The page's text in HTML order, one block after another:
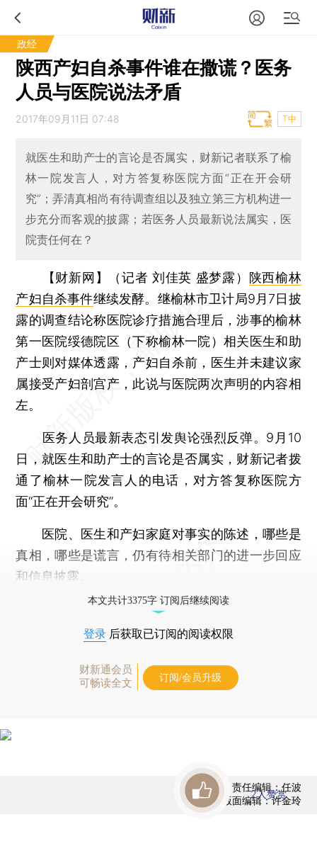
政经
陕西产妇自杀事件谁在撒谎？医务
人员与医院说法矛盾
2017年09月11日 07:48 T中
就医生和助产士的言论是否属实，财新记者联系了榆
林一院发言人，对方答复称医院方面“正在开会研
究”；弄清真相尚有待调查组以及独立第三方机构进一
步充分而客观的披露；若医务人员最新说法属实，医
院责任何在？
【财新网】（记者 刘佳英 盛梦露） 陕西榆林
产妇自杀事件继续发酵。继榆林市卫计局9月7日披
露的调查结论称医院诊疗措施合理后，涉事的榆林
第一医院绥德院区（下称榆林一院）相关医生和助
产士则对媒体透露，产妇自杀前，医生并未建议家
属接受产妇剖宫产，此说与医院两次声明的内容相
左。
医务人员最新表态引发舆论强烈反弹。9月10
日，就医生和助产士的言论是否属实，财新记者拨
通了榆林一院发言人的电话，对方答复称医院方
面“正在开会研究”。
医院、医生和产妇家庭对事实的陈述，哪些是
真相，哪些是谎言，仍有待相关部门的进一步回应
和信息披露。
本文共计3375字 订阅后继续阅读
登录 后获取已订阅的阅读权限
财新通会员
可畅读全文
订阅/会员升级
责任编辑：任波
版面编辑：许金玲
2人赞赏